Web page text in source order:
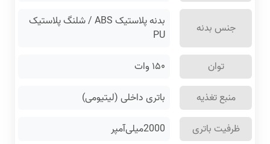
جنس بدنه
بدنه پلاستیک ABS / شلنگ پلاستیک
PU
توان
۱۵۰ وات
منبع تغذیه
باتری داخلی (لیتیومی)
ظرفیت باتری
2000میلی‌آمپر